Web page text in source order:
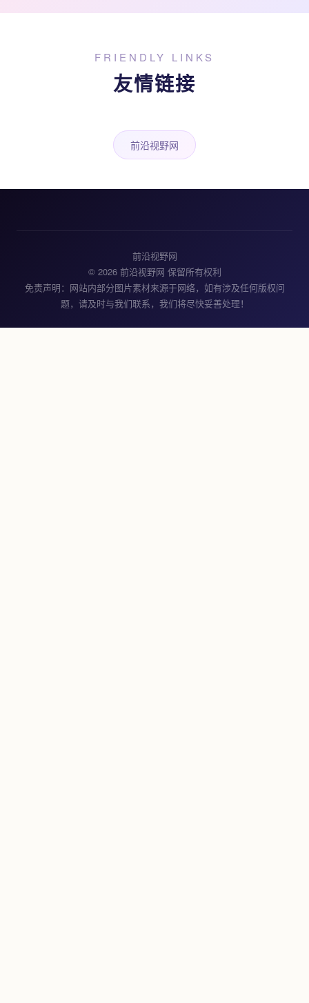
FRIENDLY LINKS
友情链接
前沿视野网
前沿视野网
© 2026 前沿视野网 保留所有权利
免责声明：网站内部分图片素材来源于网络，如有涉及任何版权问
题，请及时与我们联系，我们将尽快妥善处理！